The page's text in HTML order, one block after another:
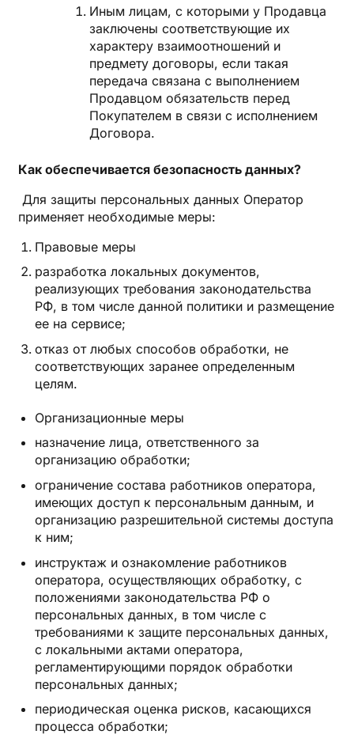
Иным лицам, с которыми у Продавца
заключены соответствующие их
характеру взаимоотношений и
предмету договоры, если такая
передача связана с выполнением
Продавцом обязательств перед
Покупателем в связи с исполнением
Договора.
Как обеспечивается безопасность данных?
Для защиты персональных данных Оператор
применяет необходимые меры:
Правовые меры
разработка локальных документов,
реализующих требования законодательства
РФ, в том числе данной политики и размещение
ее на сервисе;
отказ от любых способов обработки, не
соответствующих заранее определенным
целям.
Организационные меры
назначение лица, ответственного за
организацию обработки;
ограничение состава работников оператора,
имеющих доступ к персональным данным, и
организацию разрешительной системы доступа
к ним;
инструктаж и ознакомление работников
оператора, осуществляющих обработку, с
положениями законодательства РФ о
персональных данных, в том числе с
требованиями к защите персональных данных,
с локальными актами оператора,
регламентирующими порядок обработки
персональных данных;
периодическая оценка рисков, касающихся
процесса обработки;